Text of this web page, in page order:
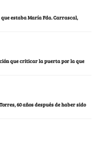
estaba María Fda. Carrascal,
que criticar la puerta por la que
60 años después de haber sido